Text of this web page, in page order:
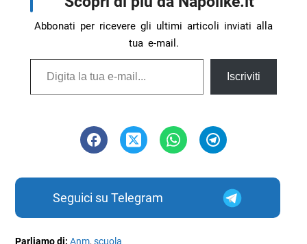
Abbonati per ricevere gli ultimi articoli inviati alla
tua e-mail.
Digita la tua e-mail...
Iscriviti
Seguici su Telegram
Parliamo di:Anm,scuola